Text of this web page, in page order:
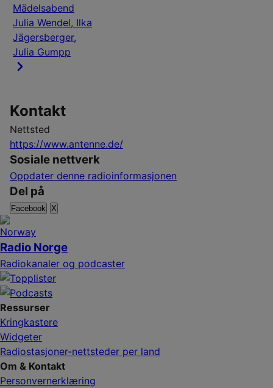
Mädelsabend
Julia Wendel, Ilka
Jägersberger,
Julia Gumpp
Kontakt
Nettsted
https://www.antenne.de/
Sosiale nettverk
Oppdater denne radioinformasjonen
Del på
Facebook X
Radio Norge
Radiokanaler og podcaster
Ressurser
Kringkastere
Widgeter
Radiostasjoner-nettsteder per land
Om & Kontakt
Personvernerklæring